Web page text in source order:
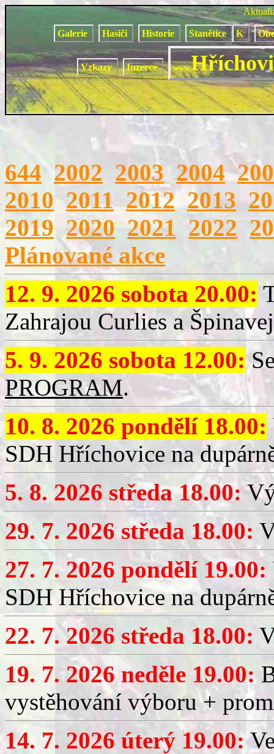
Galerie Hasiči Historie Stanětice K
Vzkazy Inzerce www.
644 2002 2003 2004
2010 2011 2012 2013
2019 2020 2021 2022
Plánované akce
12. 9. 2026 sobota 20.00:
Zahrajou Curlies a
5. 9. 2026 sobota 12.00:
PROGRAM.
10. 8. 2026 pondělí 18.00:
SDH Hříchovice na
5. 8. 2026 středa 18.00:
29. 7. 2026 středa 18.00:
27. 7. 2026 pondělí 19.00:
SDH Hříchovice na
22. 7. 2026 středa 18.00:
19. 7. 2026 neděle 19.00:
vystěhování výboru +
14. 7. 2026 úterý 19.00: